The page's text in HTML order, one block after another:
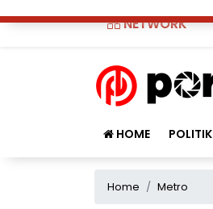
NETWORK
HOME POLITIK
Home Metro